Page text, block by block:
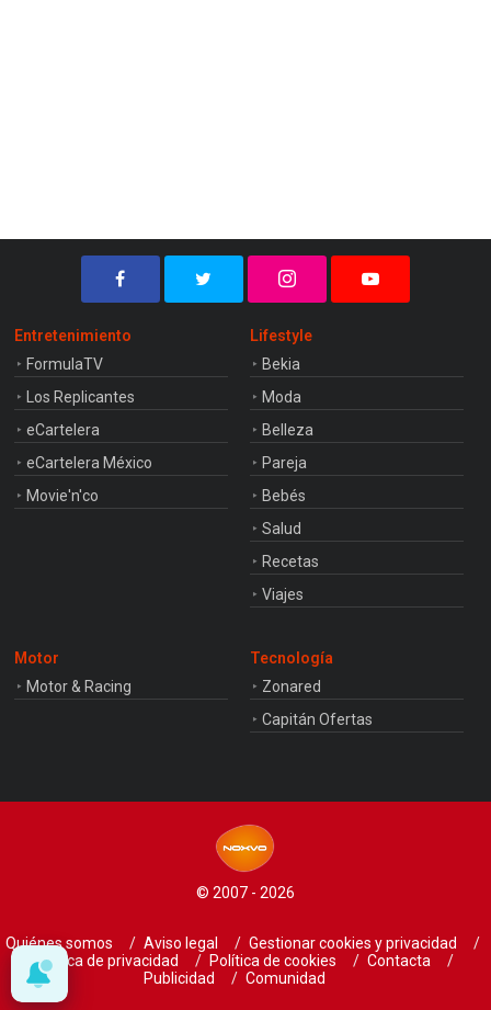
Entretenimiento
FormulaTV
Los Replicantes
eCartelera
eCartelera México
Movie'n'co
Lifestyle
Bekia
Moda
Belleza
Pareja
Bebés
Salud
Recetas
Viajes
Motor
Motor & Racing
Tecnología
Zonared
Capitán Ofertas
© 2007 - 2026
Quiénes somos Aviso legal
Gestionar cookies y privacidad
Política de privacidad
Política de cookies
Contacta
Publicidad
Comunidad